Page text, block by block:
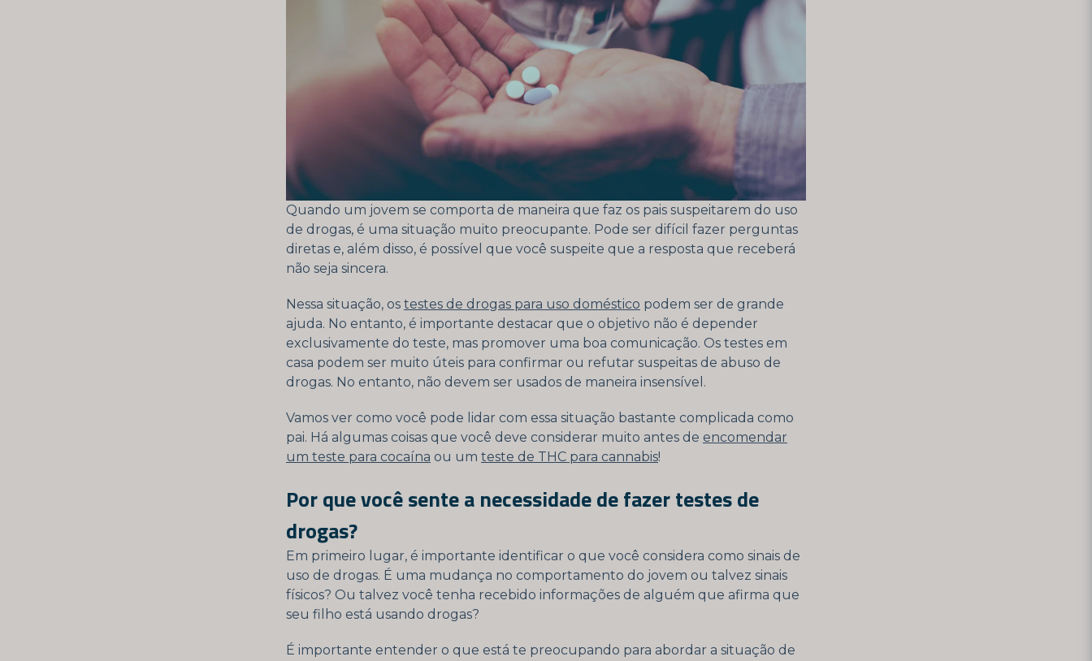
Quando um jovem se comporta de maneira que faz os pais suspeitarem do uso
de drogas, é uma situação muito preocupante. Pode ser difícil fazer perguntas
diretas e, além disso, é possível que você suspeite que a resposta que receberá
não seja sincera.
Nessa situação, os testes de drogas para uso doméstico podem ser de grande
ajuda. No entanto, é importante destacar que o objetivo não é depender
exclusivamente do teste, mas promover uma boa comunicação. Os testes em
casa podem ser muito úteis para confirmar ou refutar suspeitas de abuso de
drogas. No entanto, não devem ser usados de maneira insensível.
Vamos ver como você pode lidar com essa situação bastante complicada como
pai. Há algumas coisas que você deve considerar muito antes de encomendar
um teste para cocaína ou um teste de THC para cannabis!
Por que você sente a necessidade de fazer testes de
drogas?
Em primeiro lugar, é importante identificar o que você considera como sinais de
uso de drogas. É uma mudança no comportamento do jovem ou talvez sinais
físicos? Ou talvez você tenha recebido informações de alguém que afirma que
seu filho está usando drogas?
É importante entender o que está te preocupando para abordar a situação de